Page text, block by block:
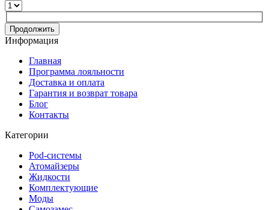
Продолжить
Информация
Главная
Программа лояльности
Доставка и оплата
Гарантия и возврат товара
Блог
Контакты
Категории
Pod-системы
Атомайзеры
Жидкости
Комплектующие
Моды